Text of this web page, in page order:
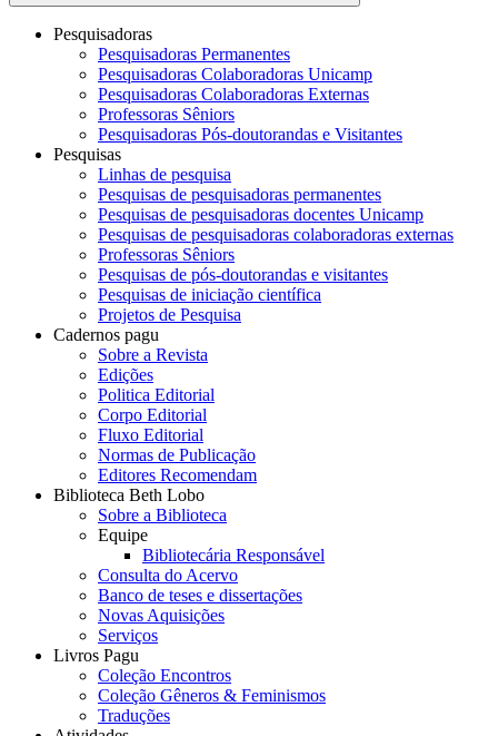
Buscar
Pesquisadoras
Pesquisadoras Permanentes
Pesquisadoras Colaboradoras Unicamp
Pesquisadoras Colaboradoras Externas
Professoras Sêniors
Pesquisadoras Pós-doutorandas e Visitantes
Pesquisas
Linhas de pesquisa
Pesquisas de pesquisadoras permanentes
Pesquisas de pesquisadoras docentes Unicamp
Pesquisas de pesquisadoras colaboradoras externas
Professoras Sêniors
Pesquisas de pós-doutorandas e visitantes
Pesquisas de iniciação científica
Projetos de Pesquisa
Cadernos pagu
Sobre a Revista
Edições
Politica Editorial
Corpo Editorial
Fluxo Editorial
Normas de Publicação
Editores Recomendam
Biblioteca Beth Lobo
Sobre a Biblioteca
Equipe
Bibliotecária Responsável
Consulta do Acervo
Banco de teses e dissertações
Novas Aquisições
Serviços
Livros Pagu
Coleção Encontros
Coleção Gêneros & Feminismos
Traduções